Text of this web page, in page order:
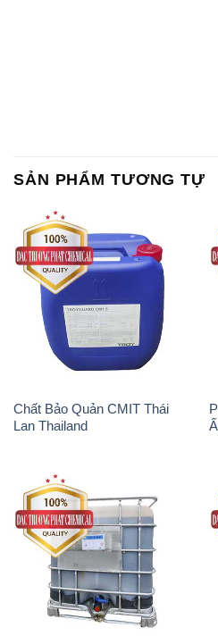
SẢN PHẨM TƯƠNG TỰ
Chất Bảo Quản CMIT Thái
Lan Thailand